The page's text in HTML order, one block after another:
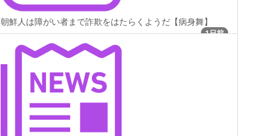
朝鮮人は障がい者まで詐欺をはたらくようだ【病身舞】
1日前